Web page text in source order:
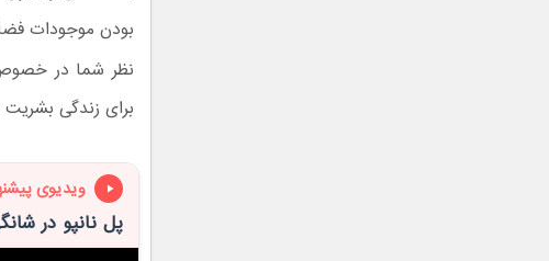
بودن موجودات
نظر شما در
برای زندگی بشریت
ویدیوی
پل نانپو در